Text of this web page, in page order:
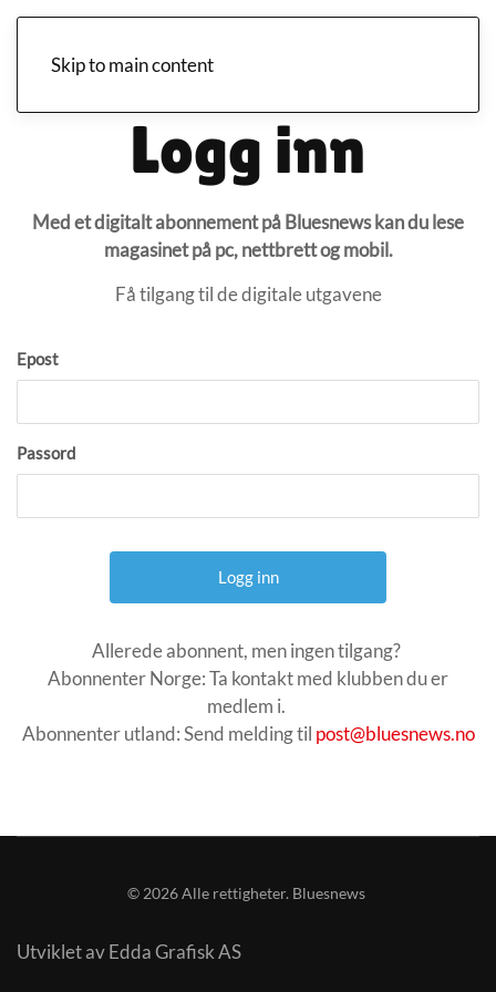
Skip to main content
Logg inn
Med et digitalt abonnement på Bluesnews kan du lese
magasinet på pc, nettbrett og mobil.
Få tilgang til de digitale utgavene
Epost
Passord
Allerede abonnent, men ingen tilgang?
Abonnenter Norge: Ta kontakt med klubben du er
medlem i.
Abonnenter utland: Send melding til post@bluesnews.no
© 2026Alle rettigheter. Bluesnews
Utviklet av Edda Grafisk AS